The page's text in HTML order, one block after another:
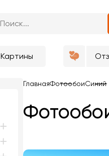
Картины
ГлавнаяФотообоиСиний